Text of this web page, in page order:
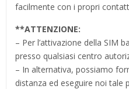
facilmente con i propri
**ATTENZIONE:
– Per l’attivazione della SIM
presso qualsiasi centro
– In alternativa, possiamo
distanza ed eseguire noi tale